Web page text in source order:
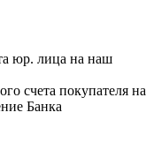
юр. лица на наш
счета покупателя на
Банка